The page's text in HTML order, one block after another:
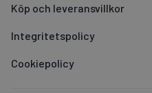
Köp och leveransvillkor
Integritetspolicy
Cookiepolicy